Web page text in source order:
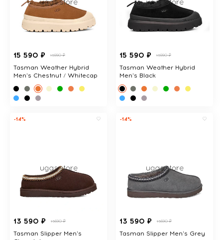
15 590 ₽ 15990 ₽
Tasman Weather Hybrid
Men's Chestnut / Whitecap
15 590 ₽ 15990 ₽
Tasman Weather Hybrid
Men's Black
-14%
13 590 ₽ 15690 ₽
Tasman Slipper Men's
-14%
13 590 ₽ 15690 ₽
Tasman Slipper Men's Grey